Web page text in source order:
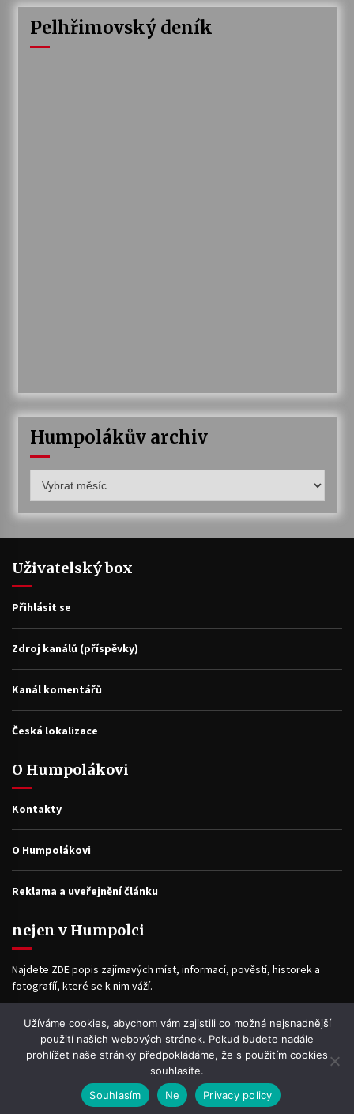
Pelhřimovský deník
Humpolákův archiv
archiv
Uživatelský box
Přihlásit se
Zdroj kanálů (příspěvky)
Kanál komentářů
Česká lokalizace
O Humpolákovi
Kontakty
O Humpolákovi
Reklama a uveřejnění článku
nejen v Humpolci
Najdete ZDE popis zajímavých míst, informací, pověstí, historek a
fotografíí, které se k nim váží.
Facebook
Užíváme cookies, abychom vám zajistili co možná nejsnadnější
použití našich webových stránek. Pokud budete nadále
prohlížet naše stránky předpokládáme, že s použitím cookies
souhlasíte.
Souhlasím
Ne Privacy policy